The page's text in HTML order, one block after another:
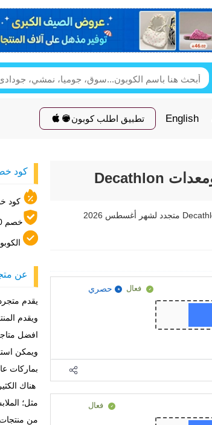
English تطبيق اطلب كوبون
فعال حصري
فعال
كود
كود
خصم 10% ساري علي جميع المنتجات
عن
يقدم
ويقدم
افضل
ويمكن
بماركات
هناك
مثل؛
من